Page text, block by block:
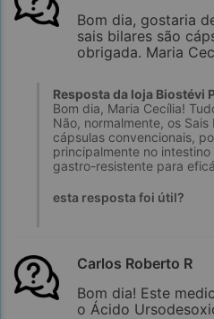
Bom dia, gostaria
sais bilares são
obrigada. Maria
Resposta da loja Biostévi
Bom dia, Maria Cecília!
Não, normalmente, os
cápsulas convencionais,
principalmente no
gastro-resistente para
esta resposta foi útil?
Carlos Roberto R
Bom dia! Este
o Ácido